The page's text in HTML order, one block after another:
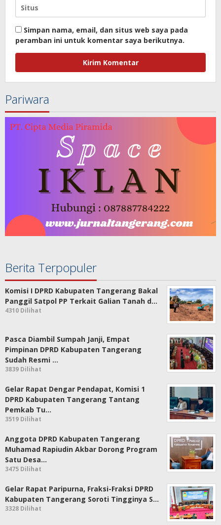
Simpan nama, email, dan situs web saya pada
peramban ini untuk komentar saya berikutnya.
Pariwara
Berita Terpopuler
Komisi I DPRD Kabupaten Tangerang Bakal
Panggil Satpol PP Terkait Galian Tanah d…
4310 Dilihat
Pasca Diambil Sumpah Janji, Empat
Pimpinan DPRD Kabupaten Tangerang
Sudah Resmi …
3839 Dilihat
Gelar Rapat Dengar Pendapat, Komisi 1
DPRD Kabupaten Tangerang Tantang
Pemkab Tu…
3519 Dilihat
Anggota DPRD Kabupaten Tangerang
Muhamad Rapiudin Akbar Dorong Program
Satu Desa…
3475 Dilihat
Gelar Rapat Paripurna, Fraksi-Fraksi DPRD
Kabupaten Tangerang Soroti Tingginya S…
3328 Dilihat